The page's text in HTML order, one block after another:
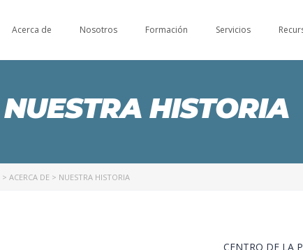
Acerca de Nosotros Formación Servicios
NUESTRA HISTORIA
> ACERCA DE > NUESTRA HISTORIA
CENTRO DE LA